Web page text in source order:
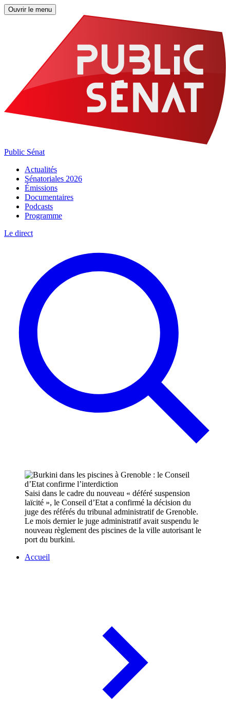
Ouvrir le menu
Public Sénat
Actualités
Sénatoriales 2026
Émissions
Documentaires
Podcasts
Programme
Le direct
Saisi dans le cadre du nouveau « déféré suspension
laïcité », le Conseil d’Etat a confirmé la décision du
juge des référés du tribunal administratif de Grenoble.
Le mois dernier le juge administratif avait suspendu le
nouveau règlement des piscines de la ville autorisant le
port du burkini.
Accueil